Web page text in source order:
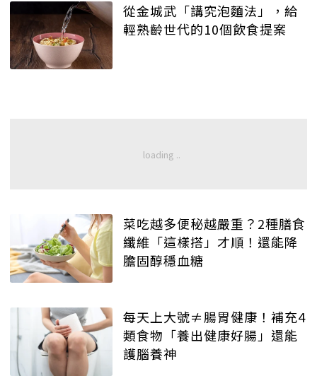
從金城武「講究泡麵法」，給
輕熟齡世代的10個飲食提案
菜吃越多便秘越嚴重？2種膳食
纖維「這樣搭」才順！還能降
膽固醇穩血糖
每天上大號≠腸胃健康！補充4
類食物「養出健康好腸」還能
護腦養神